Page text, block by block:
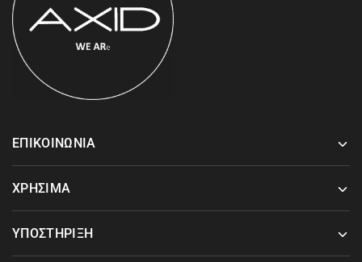
ΕΠΙΚΟΙΝΩΝΙΑ
ΧΡΗΣΙΜΑ
ΥΠΟΣΤΗΡΙΞΗ